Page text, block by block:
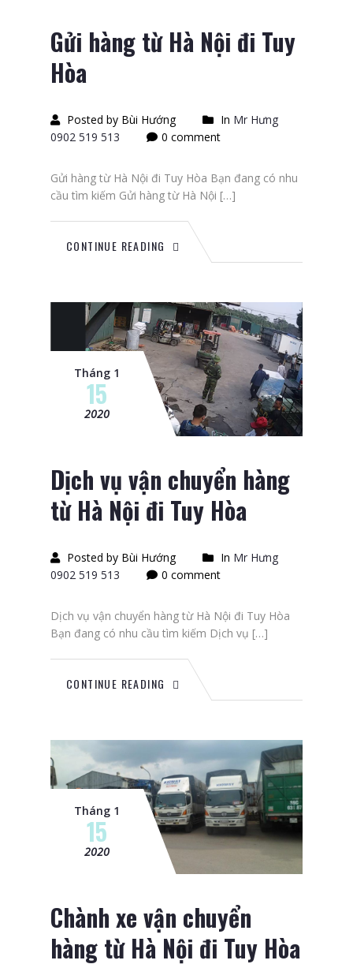
Gửi hàng từ Hà Nội đi Tuy
Hòa
Posted by Bùi Hướng In Mr Hưng
0902 519 513
0 comment
Gửi hàng từ Hà Nội đi Tuy Hòa Bạn đang có nhu
cầu tìm kiếm Gửi hàng từ Hà Nội […]
CONTINUE READING
Tháng 1
15
2020
Dịch vụ vận chuyển hàng
từ Hà Nội đi Tuy Hòa
Posted by Bùi Hướng In Mr Hưng
0902 519 513
0 comment
Dịch vụ vận chuyển hàng từ Hà Nội đi Tuy Hòa
Bạn đang có nhu cầu tìm kiếm Dịch vụ […]
CONTINUE READING
Tháng 1
15
2020
Chành xe vận chuyển
hàng từ Hà Nội đi Tuy Hòa